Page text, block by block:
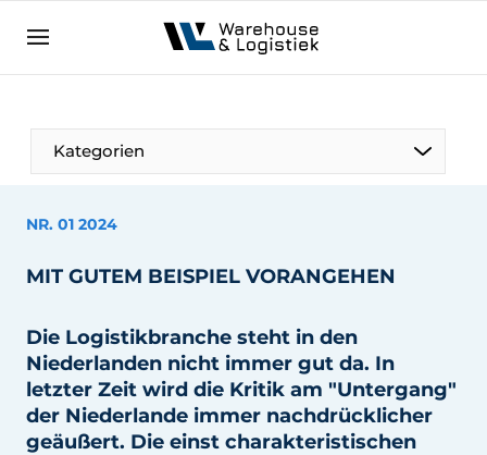
NL EN
Kategorien
NR. 01 2024
MIT GUTEM BEISPIEL VORANGEHEN
Die Logistikbranche steht in den
Niederlanden nicht immer gut da. In
letzter Zeit wird die Kritik am "Untergang"
der Niederlande immer nachdrücklicher
geäußert. Die einst charakteristischen